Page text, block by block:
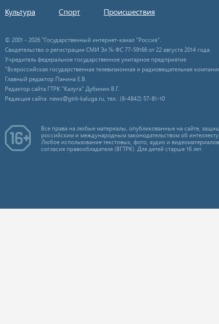
Культура
Спорт Происшествия
© 2001 - 2026 "Государственный интернет-канал "Россия".
Свидетельство о регистрации СМИ Эл № ФС 77-59166 от 22 августа 2014 года.
Учредитель федеральное государственное унитарное предприятие
"Всероссийская государственная телевизионная и радиовещательная
Главный редактор Панина Е.В.
Редактор сайта ГТРК "Калуга" Дубинин В.Г.
Редакция сайта: news@gtrk-kaluga.ru, тел.: (8-4842) 57-81-10
Все права на любые материалы, опубликованные на сайте,
российским и международным законодательством об
Любое использование текстовых, фото, аудио и
согласия правообладателя (ВГТРК). Для детей старше 16 лет.